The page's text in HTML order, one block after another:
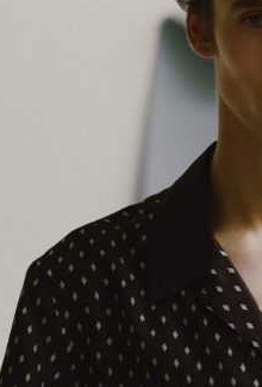
Pen